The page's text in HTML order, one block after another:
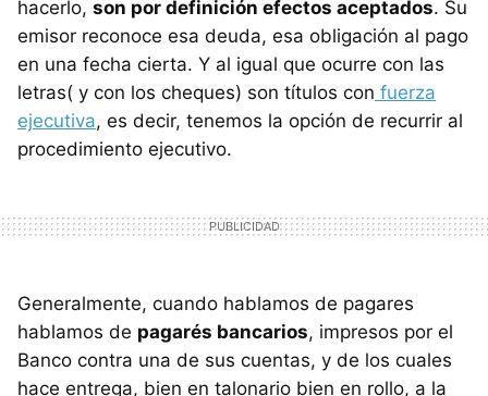
hacerlo, son por definición efectos aceptados. Su
emisor reconoce esa deuda, esa obligación al pago
en una fecha cierta. Y al igual que ocurre con las
letras( y con los cheques) son títulos con fuerza
ejecutiva, es decir, tenemos la opción de recurrir al
procedimiento ejecutivo.
Generalmente, cuando hablamos de pagares
hablamos de pagarés bancarios, impresos por el
Banco contra una de sus cuentas, y de los cuales
hace entrega, bien en talonario bien en rollo, a la